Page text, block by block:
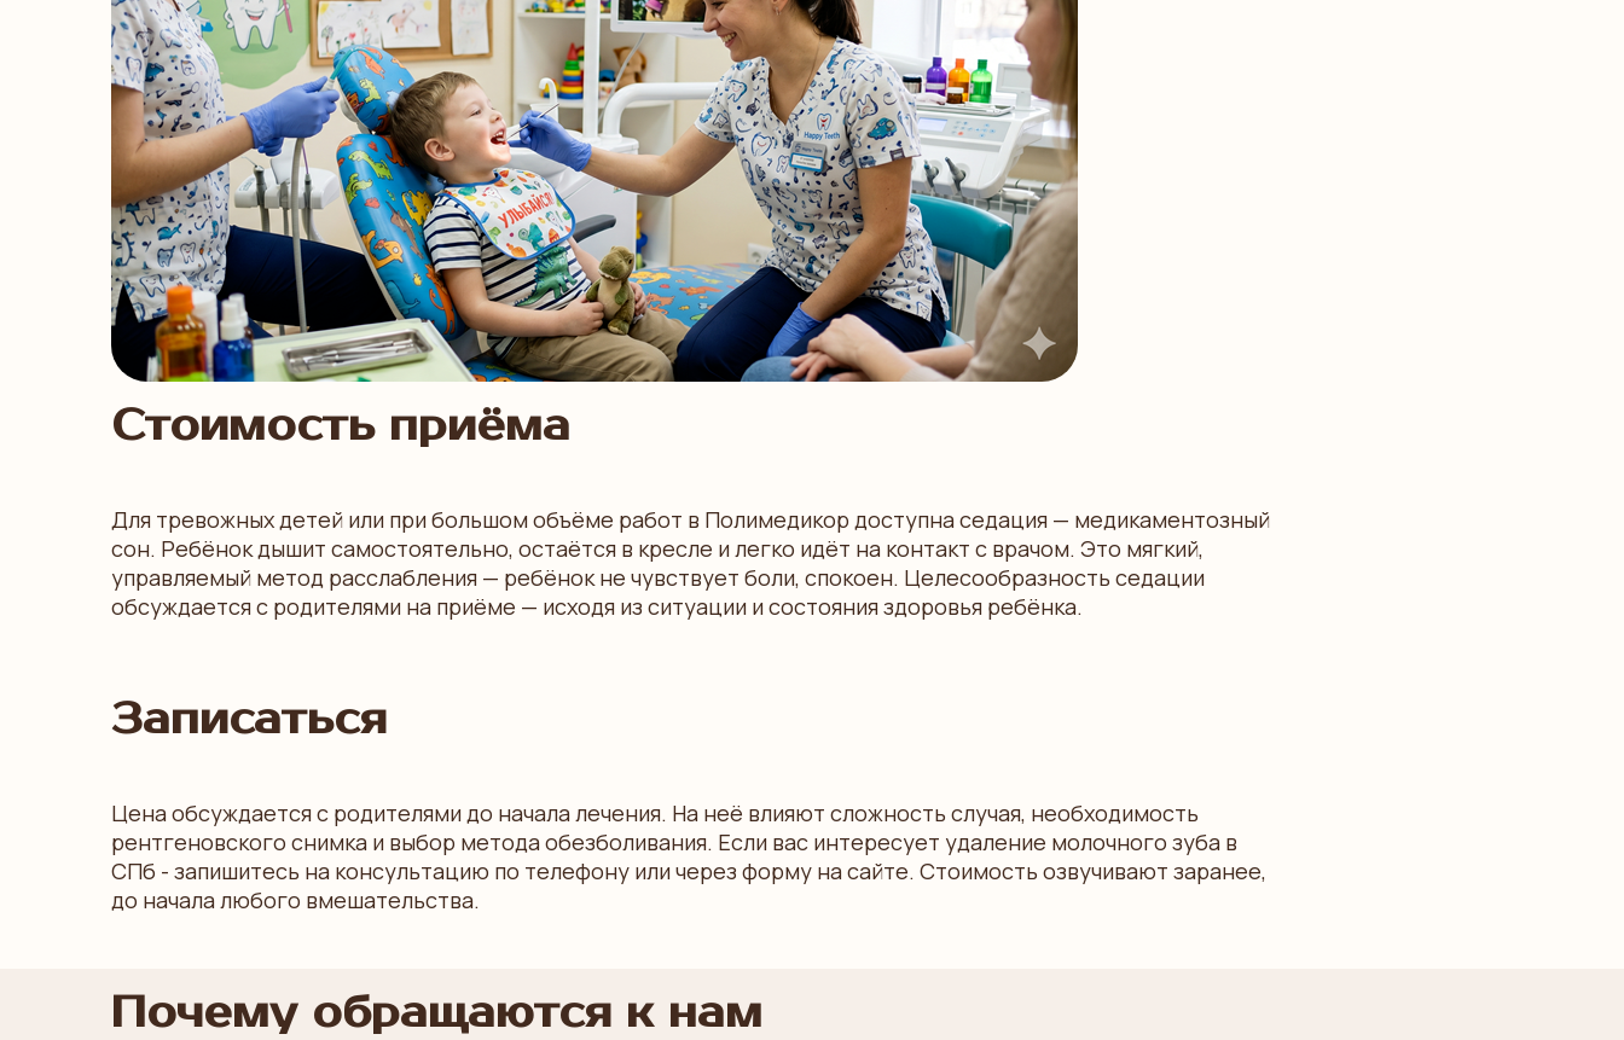
Стоимость приёма
Для тревожных детей или при большом объёме работ в Полимедикор доступна седация — медикаментозный
сон. Ребёнок дышит самостоятельно, остаётся в кресле и легко идёт на контакт с врачом. Это мягкий,
управляемый метод расслабления — ребёнок не чувствует боли, спокоен. Целесообразность седации
обсуждается с родителями на приёме — исходя из ситуации и состояния здоровья ребёнка.
Записаться
Цена обсуждается с родителями до начала лечения. На неё влияют сложность случая, необходимость
рентгеновского снимка и выбор метода обезболивания. Если вас интересует удаление молочного зуба в
СПб - запишитесь на консультацию по телефону или через форму на сайте. Стоимость озвучивают заранее,
до начала любого вмешательства.
Почему обращаются к нам